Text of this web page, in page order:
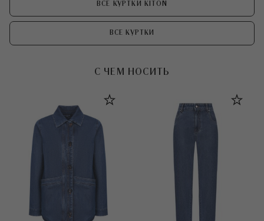
ВСЕ КУРТКИ KITON
ВСЕ КУРТКИ
С ЧЕМ НОСИТЬ